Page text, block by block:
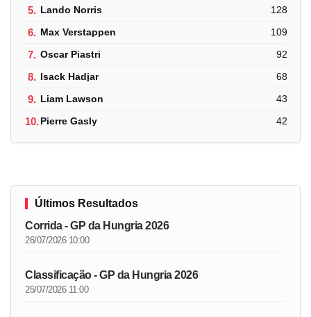
5. Lando Norris 128
6. Max Verstappen 109
7. Oscar Piastri 92
8. Isack Hadjar 68
9. Liam Lawson 43
10.Pierre Gasly 42
Últimos Resultados
Corrida - GP da Hungria 2026
26/07/2026 10:00
Classificação - GP da Hungria 2026
25/07/2026 11:00